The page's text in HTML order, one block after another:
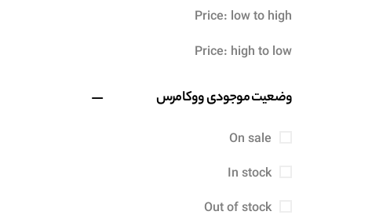
Price: low to high
Price: high to low
وضعیت موجودی ووکامرس